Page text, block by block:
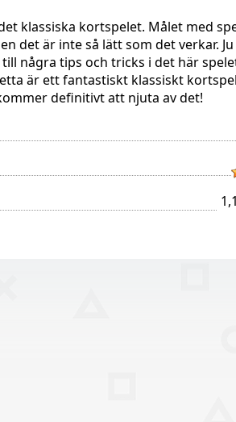
klassiska kortspelet. Målet med
det är inte så lätt som det verkar.
några tips och tricks i det här
är ett fantastiskt klassiskt
definitivt att njuta av det!